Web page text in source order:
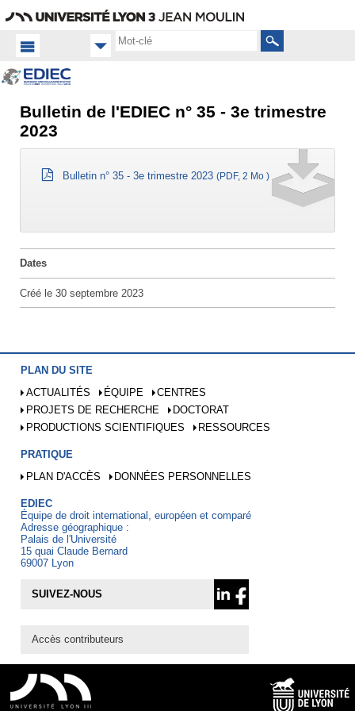
Rechercher
Accueil
Équipe
Bulletin de l'EDIEC n° 35 - 3e trimestre
2023
Bulletin n° 35 - 3e trimestre 2023 (PDF, 2 Mo )
Dates
Créé le 30 septembre 2023
PLAN DU SITE
ACTUALITÉS
ÉQUIPE
CENTRES
PROJETS DE RECHERCHE
DOCTORAT
PRODUCTIONS SCIENTIFIQUES
RESSOURCES
PRATIQUE
PLAN D'ACCÈS
DONNÉES PERSONNELLES
EDIEC
Équipe de droit international, européen et comparé
Adresse géographique :
Palais de l'Université
15 quai Claude Bernard
69007 Lyon
SUIVEZ-NOUS
Accès contributeurs